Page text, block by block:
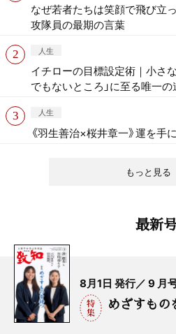
もっと見る
なぜ若者たちは笑顔で飛び
攻隊員の最期の言葉
人生
イチローの目標設定術｜小さ
でもないところ」に至る唯一の
人生
《羽生善治×桜井章一》運を手
最新
8月1日 発行／ 9 月
めざすもの